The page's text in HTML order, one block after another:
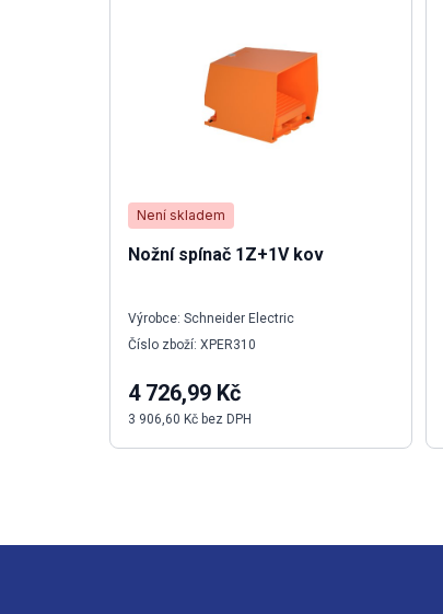
Není skladem
Nožní spínač 1Z+1V kov
Výrobce: Schneider Electric
Číslo zboží: XPER310
4 726,99 Kč
3 906,60 Kč bez DPH